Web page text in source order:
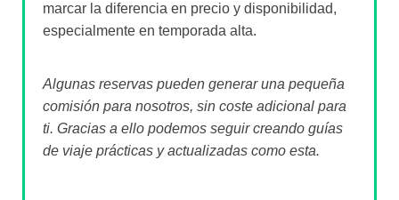
marcar la diferencia en precio y disponibilidad,
especialmente en temporada alta.
Algunas reservas pueden generar una pequeña
comisión para nosotros, sin coste adicional para
ti. Gracias a ello podemos seguir creando guías
de viaje prácticas y actualizadas como esta.